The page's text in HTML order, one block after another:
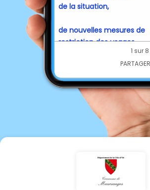
de la situation,
de nouvelles mesures de
restriction des usages
25 juillet 2026 par
Arrêté préfectoral n° 1243
du 24 juillet 2026
Le bassin Dheune et avant
renforcée, avec des
interdictions d'usage de
détaillées dans le tableau
1 sur 8
PARTAGER